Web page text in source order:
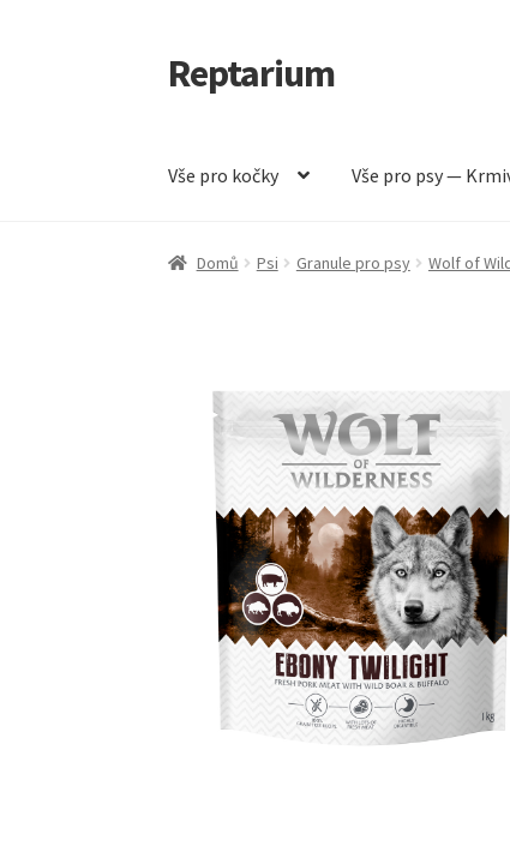
Přeskočit
na
Přejít
k
Reptarium
Vše pro kočky Vše pro psy —
Úvodní stránka Košík Malá zvířata —
Domů Psi Granule pro psy Wolf of